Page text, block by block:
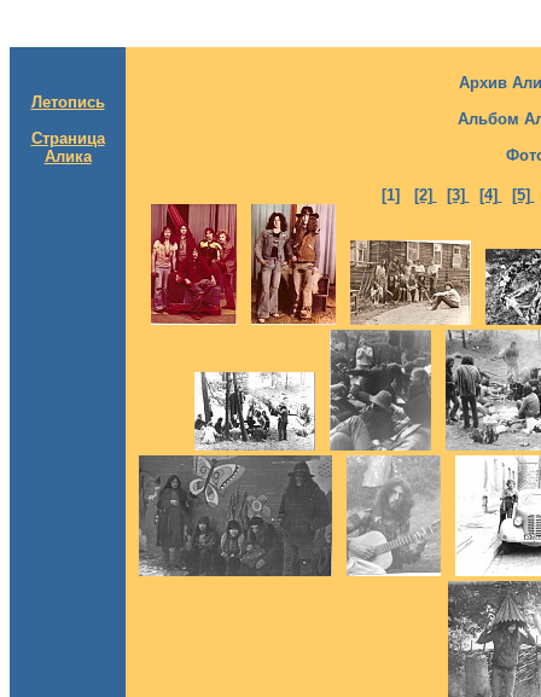
Летопись
Страница
Алика
Архив
Альбом
[1] [2] [3] [4] [5]